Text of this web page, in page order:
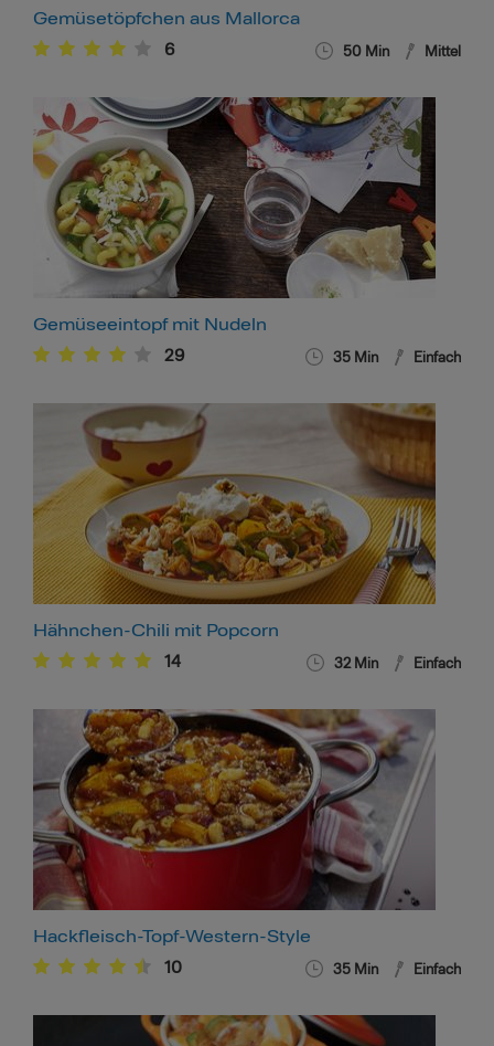
Gemüsetöpfchen aus Mallorca
6 50 Min Mittel
Gemüseeintopf mit Nudeln
29 35 Min Einfach
Hähnchen-Chili mit Popcorn
14 32Min Einfach
Hackfleisch-Topf-Western-Style
10 35 Min Einfach